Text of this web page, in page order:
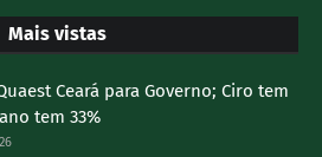
Mais vistas
Ceará para Governo; Ciro tem
tem 33%